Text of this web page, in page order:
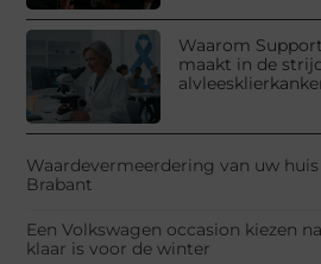
Waarom
maakt in de
Waardevermeerdering van uw
Brabant
Een Volkswagen occasion kiezen
klaar is voor de winter